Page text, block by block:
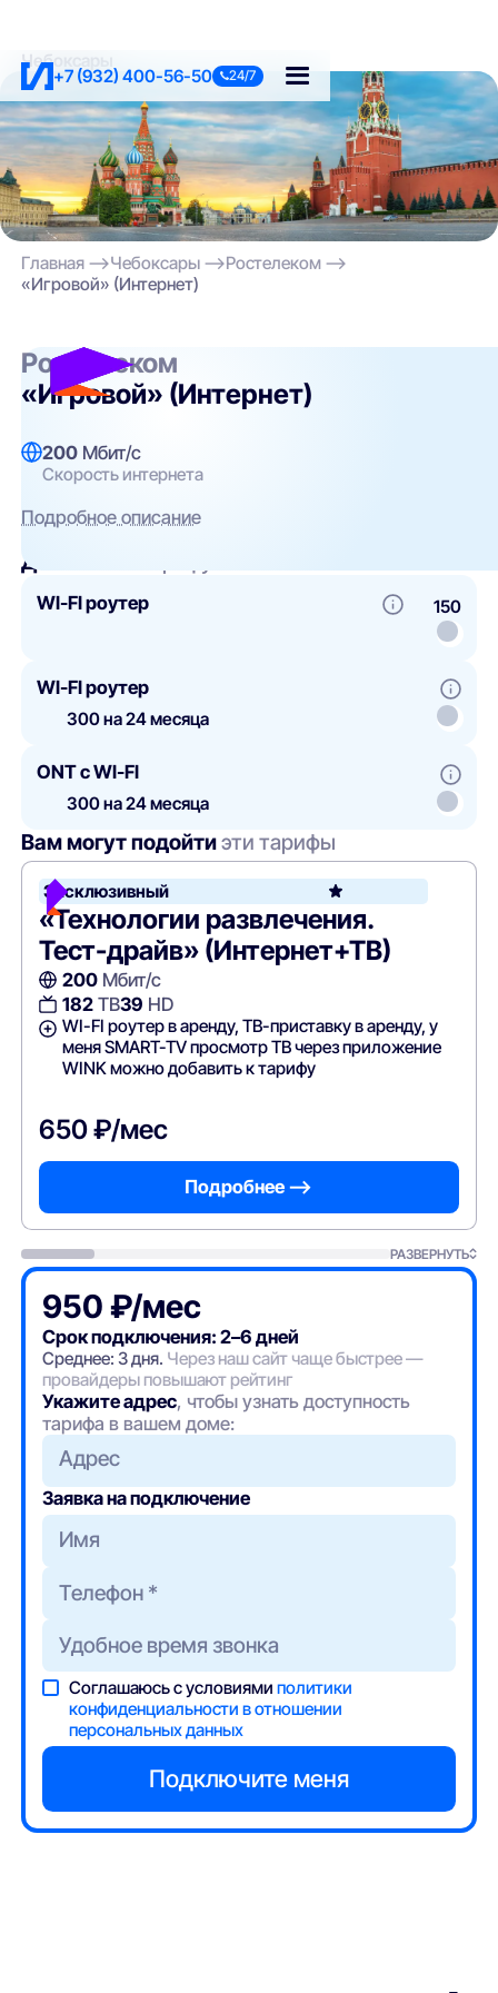
+7 (932) 400-56-50 24/7
Чебоксары
Главная Чебоксары
Ростелеком
«Игровой» (Интернет)
Ростелеком
«Игровой» (Интернет)
200 Мбит/с
Скорость интернета
Подробное описание
Добавить
WI-FI роутер 150
WI-FI роутер
300 на 24 месяца
ONT c WI-FI
300 на 24 месяца
Вам могут подойтиэти тарифы
Эксклюзивный
«Технологии развлечения.
Тест-драйв» (Интернет+ТВ)
200Мбит/с
182ТВ39 HD
WI-FI роутер в аренду, ТВ-приставку в аренду, у
меня SMART-TV просмотр ТВ через приложение
WINK можно добавить к тарифу
650 ₽/мес
Подробнее —>
РАЗВЕРНУТЬ
950 ₽/мес
Срок подключения: 2–6 дней
Среднее: 3 дня. Через наш сайт чаще быстрее —
провайдеры повышают рейтинг
Укажите адрес, чтобы узнать доступность
тарифа в вашем доме:
Адрес
Заявка на подключение
Соглашаюсь с условиямиполитики
конфиденциальности в отношении
персональных данных